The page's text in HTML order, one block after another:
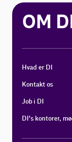
OM
Hvad er DI
Kontakt os
Job i DI
DI's kontorer,